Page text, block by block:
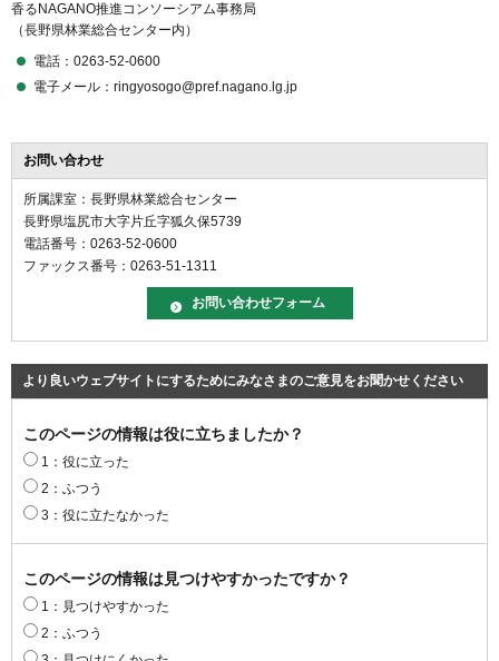
香るNAGANO推進コンソーシアム事務局
（長野県林業総合センター内）
電話：0263-52-0600
電子メール：ringyosogo@pref.nagano.lg.jp
お問い合わせ
所属課室：長野県林業総合センター
長野県塩尻市大字片丘字狐久保5739
電話番号：0263-52-0600
ファックス番号：0263-51-1311
より良いウェブサイトにするためにみなさまのご意見をお聞かせください
このページの情報は役に立ちましたか？
1：役に立った
2：ふつう
3：役に立たなかった
このページの情報は見つけやすかったですか？
1：見つけやすかった
2：ふつう